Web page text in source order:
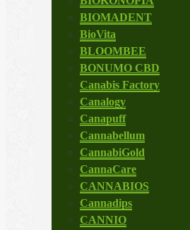
BIOMADENT
BioVita
BLOOMBEE
BONUMO CBD
Canabis Factory
Canalogy
Canapuff
Cannabellum
CannabiGold
CannaCare
CANNABIOS
Cannadips
CANNIO